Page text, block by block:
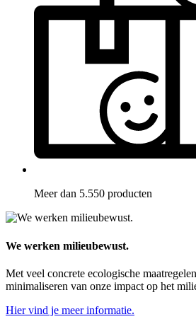
Meer dan 5.550 producten
We werken milieubewust.
Met veel concrete ecologische
minimaliseren van onze impact op het
Hier vind je meer informatie.